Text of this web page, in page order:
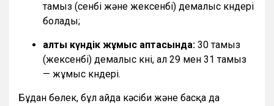
тамыз (сенбі және жексенбі) демалыс күндері
болады;
алты күндік жұмыс аптасында: 30 тамыз
(жексенбі) демалыс күні, ал 29 мен 31 тамыз
— жұмыс күндері.
Бұдан бөлек, бұл айда кәсіби және басқа да